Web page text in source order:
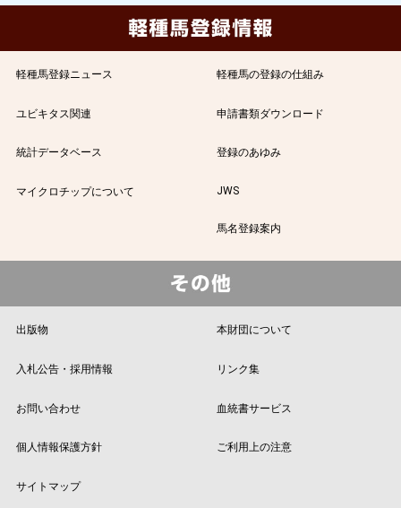
軽種馬登録ニュース 軽種馬の登録の仕組み
ユビキタス関連 申請書類ダウンロード
統計データベース 登録のあゆみ
マイクロチップについて JWS
馬名登録案内
出版物 本財団について
入札公告・採用情報 リンク集
お問い合わせ 血統書サービス
個人情報保護方針 ご利用上の注意
サイトマップ